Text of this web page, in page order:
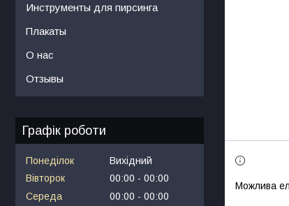
Инструменты для пирсинга
Плакаты
О нас
Отзывы
Графік роботи
Понеділок
Вихідний
Вівторок
00:00
00:00
Середа
00:00
00:00